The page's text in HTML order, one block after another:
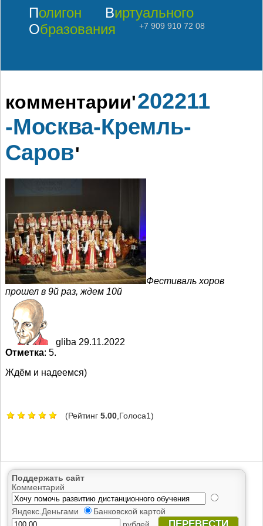
Полигон
Виртуального
Образования
+7 909 910 72 08
комментарии'202211
-Москва-Кремль-
Саров'
Фестиваль хоров
прошел в 9й раз, ждем 10й
gliba 29.11.2022
Отметка: 5.
Ждём и надеемся)
(Рейтинг 5.00 ,Голоса1)
Поддержать сайт
Комментарий
Яндекс.Деньгами
Банковской картой
ПЕРЕВЕСТИ